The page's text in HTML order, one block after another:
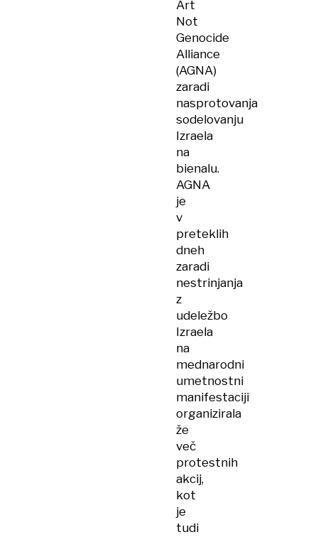
Art
Not
Genocide
Alliance
(AGNA)
zaradi
nasprotovanja
sodelovanju
Izraela
na
bienalu.
AGNA
je
v
preteklih
dneh
zaradi
nestrinjanja
z
udeležbo
Izraela
na
mednarodni
umetnostni
manifestaciji
organizirala
že
več
protestnih
akcij,
kot
je
tudi